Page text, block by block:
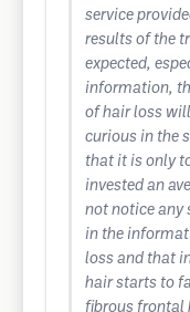
service
results of the
expected,
information,
of hair loss
curious in the
that it is only
invested an
not notice any
in the
loss and that
hair starts to
fibrous frontal